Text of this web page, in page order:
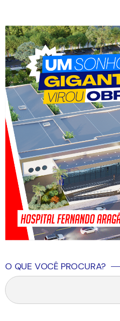
O QUE VOCÊ PROCURA?